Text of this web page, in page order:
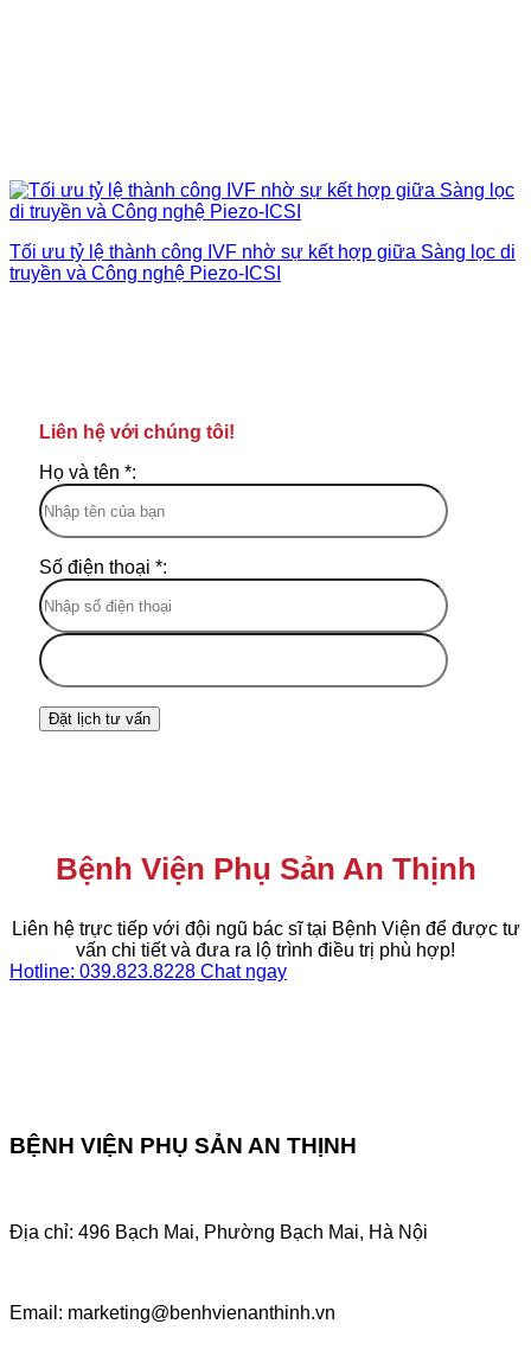
Tối ưu tỷ lệ thành công IVF nhờ sự kết hợp giữa Sàng lọc di
truyền và Công nghệ Piezo-ICSI
Liên hệ với chúng tôi!
Họ và tên *:
Số điện thoại *:
Bệnh Viện Phụ Sản An Thịnh
Liên hệ trực tiếp với đội ngũ bác sĩ tại Bệnh Viện để được tư
vấn chi tiết và đưa ra lộ trình điều trị phù hợp!
Hotline: 039.823.8228 Chat ngay
BỆNH VIỆN PHỤ SẢN AN THỊNH
Địa chỉ: 496 Bạch Mai, Phường Bạch Mai, Hà Nội
Email: marketing@benhvienanthinh.vn